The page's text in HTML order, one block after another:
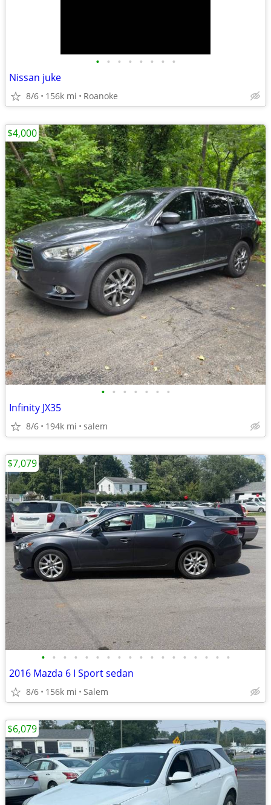
• • • • • • • •
Nissan juke
8/6 156k mi Roanoke
• • • • • • •
Infinity JX35
8/6 194k mi salem
$4,000
• • • • • • • • • • • • • • • • • •
2016 Mazda 6 I Sport sedan
8/6 156k mi Salem
$7,079
$6,079